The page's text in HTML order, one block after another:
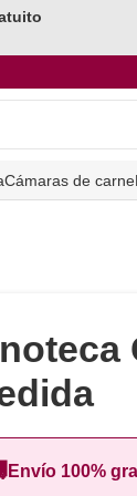
Cámaras de carne
Envío 100%